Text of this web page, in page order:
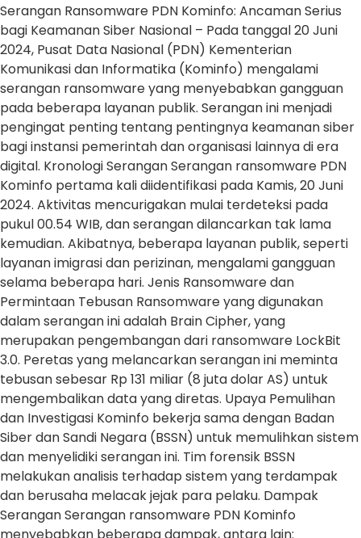
Serangan Ransomware PDN Kominfo: Ancaman Serius
bagi Keamanan Siber Nasional – Pada tanggal 20 Juni
2024, Pusat Data Nasional (PDN) Kementerian
Komunikasi dan Informatika (Kominfo) mengalami
serangan ransomware yang menyebabkan gangguan
pada beberapa layanan publik. Serangan ini menjadi
pengingat penting tentang pentingnya keamanan siber
bagi instansi pemerintah dan organisasi lainnya di era
digital. Kronologi Serangan Serangan ransomware PDN
Kominfo pertama kali diidentifikasi pada Kamis, 20 Juni
2024. Aktivitas mencurigakan mulai terdeteksi pada
pukul 00.54 WIB, dan serangan dilancarkan tak lama
kemudian. Akibatnya, beberapa layanan publik, seperti
layanan imigrasi dan perizinan, mengalami gangguan
selama beberapa hari. Jenis Ransomware dan
Permintaan Tebusan Ransomware yang digunakan
dalam serangan ini adalah Brain Cipher, yang
merupakan pengembangan dari ransomware LockBit
3.0. Peretas yang melancarkan serangan ini meminta
tebusan sebesar Rp 131 miliar (8 juta dolar AS) untuk
mengembalikan data yang diretas. Upaya Pemulihan
dan Investigasi Kominfo bekerja sama dengan Badan
Siber dan Sandi Negara (BSSN) untuk memulihkan sistem
dan menyelidiki serangan ini. Tim forensik BSSN
melakukan analisis terhadap sistem yang terdampak
dan berusaha melacak jejak para pelaku. Dampak
Serangan Serangan ransomware PDN Kominfo